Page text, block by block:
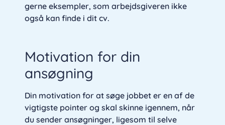
gerne eksempler, som arbejdsgiveren ikke
også kan finde i dit cv.
Motivation for din
ansøgning
Din motivation for at søge jobbet er en af de
vigtigste pointer og skal skinne igennem, når
du sender ansøgninger, ligesom til selve